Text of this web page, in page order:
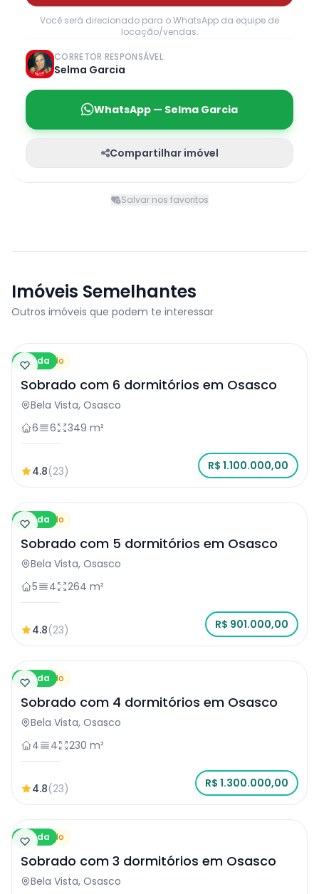
Você será direcionado para o WhatsApp da equipe de
locação/vendas.
CORRETOR RESPONSÁVEL
Selma Garcia
WhatsApp — Selma Garcia
Compartilhar imóvel
Salvar nos favoritos
Imóveis Semelhantes
Outros imóveis que podem te interessar
Venda
Sobrado
Sobrado com 6 dormitórios em Osasco
Bela Vista, Osasco
6
6 349 m²
4.8(23) R$ 1.100.000,00
Venda
Sobrado
Sobrado com 5 dormitórios em Osasco
Bela Vista, Osasco
5
4 264 m²
4.8(23) R$ 901.000,00
Venda
Sobrado
Sobrado com 4 dormitórios em Osasco
Bela Vista, Osasco
4
4 230 m²
4.8(23) R$ 1.300.000,00
Venda
Sobrado
Sobrado com 3 dormitórios em Osasco
Bela Vista, Osasco